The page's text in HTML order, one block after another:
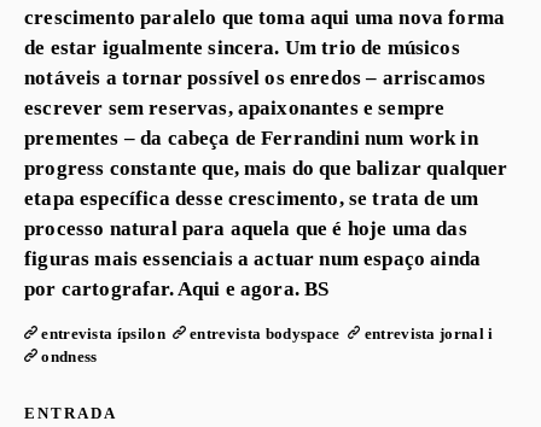
crescimento paralelo que toma aqui uma nova forma
de estar igualmente sincera. Um trio de músicos
notáveis a tornar possível os enredos – arriscamos
escrever sem reservas, apaixonantes e sempre
prementes – da cabeça de Ferrandini num work in
progress constante que, mais do que balizar qualquer
etapa específica desse crescimento, se trata de um
processo natural para aquela que é hoje uma das
figuras mais essenciais a actuar num espaço ainda
por cartografar. Aqui e agora. BS
entrevista ípsilon entrevista bodyspace
entrevista jornal i
ondness
ENTRADA